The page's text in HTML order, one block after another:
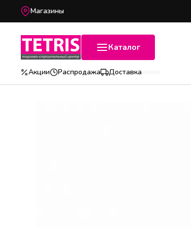
Магазины
Каталог
Акции
Распродажа Доставка